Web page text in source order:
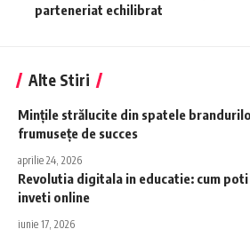
parteneriat echilibrat
Alte Stiri
Mințile strălucite din spatele
frumusețe de succes
aprilie 24, 2026
Revolutia digitala in educatie: cum poti
inveti online
iunie 17, 2026